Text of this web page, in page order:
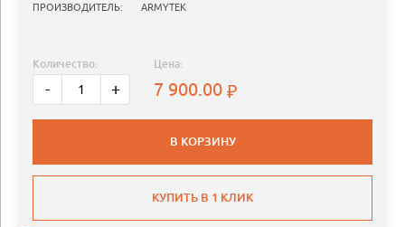
ПРОИЗВОДИТЕЛЬ: ARMYTEK
Количество:
- +
Цена:
7 900.00
В КОРЗИНУ
КУПИТЬ В 1 КЛИК